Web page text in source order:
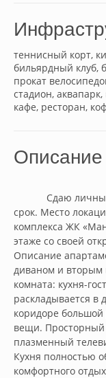
теннисный корт,
бильярдный клуб,
прокат
стадион,
кафе, ресторан,
Описание
срок. Место
комплекса ЖК
этаже со своей
Описание
диваном и вторым
комната: кухня-
раскладывается в
коридоре большой
вещи. Просторный
плазменный
Кухня полностью
комфортного